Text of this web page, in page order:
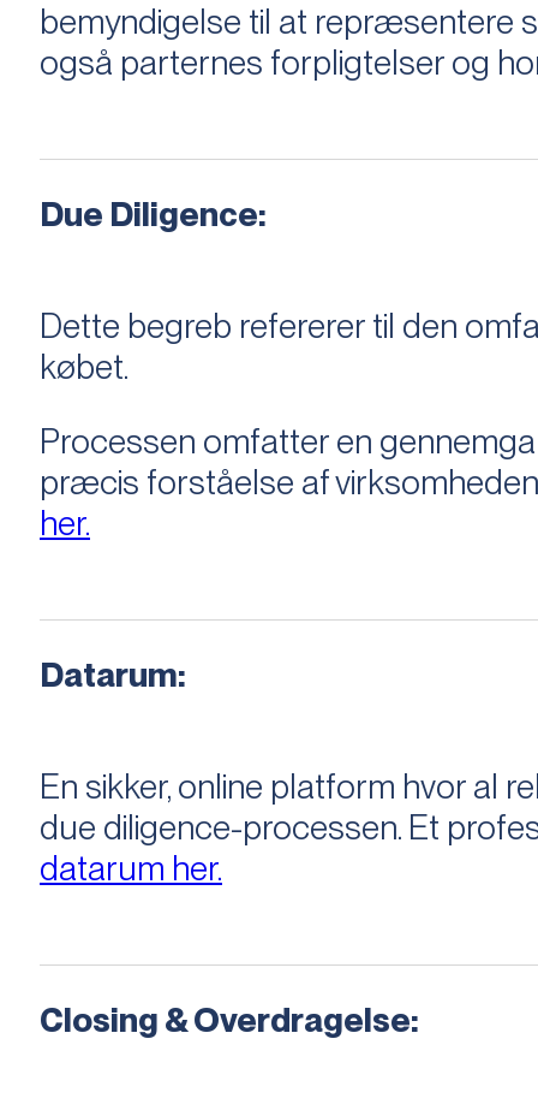
bemyndigelse til at repræsentere
også parternes forpligtelser og
Due Diligence:
Dette begreb refererer til den
købet.
Processen omfatter en
præcis forståelse af
her.
Datarum:
En sikker, online platform hvor al
due diligence-processen. Et
datarum her.
Closing & Overdragelse: